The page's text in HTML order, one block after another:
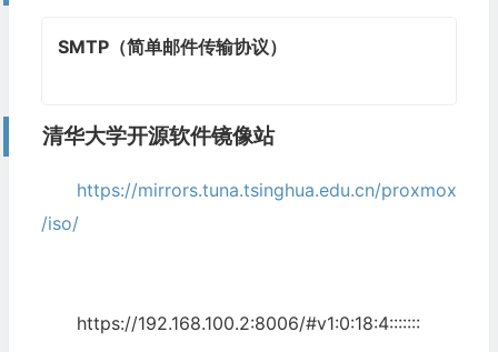
SMTP（简单邮件传输协议）
清华大学开源软件镜像站
https://mirrors.tuna.tsinghua.edu.cn/proxmox
/iso/
https://192.168.100.2:8006/#v1:0:18:4:::::::